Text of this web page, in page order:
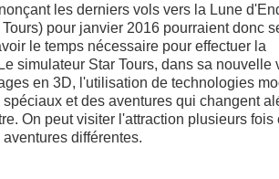
les derniers vols vers la Lune
pour janvier 2016 pourraient donc
le temps nécessaire pour effectuer la
simulateur Star Tours, dans sa nouvelle
en 3D, l'utilisation de technologies
spéciaux et des aventures qui changent
On peut visiter l'attraction plusieurs fois
différentes.